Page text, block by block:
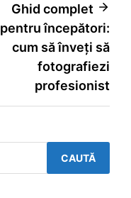
Ghid complet
pentru începători:
cum să înveți să
fotografiezi
profesionist